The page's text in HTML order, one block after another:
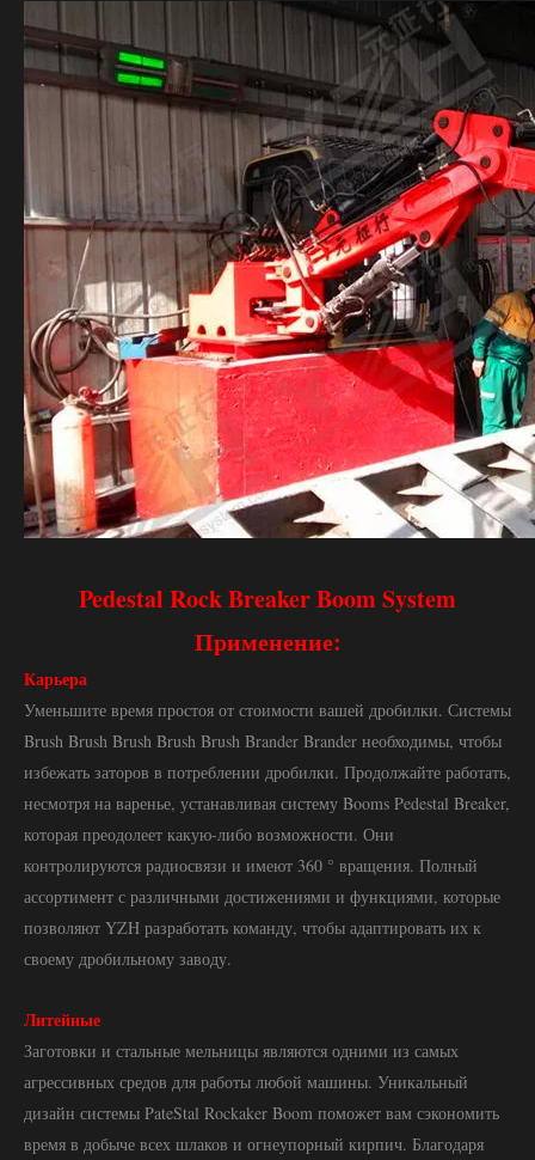
Pedestal Rock Breaker Boom System
Применение:
Карьера
Уменьшите время простоя от стоимости вашей дробилки. Системы
Brush Brush Brush Brush Brush Brander Brander необходимы, чтобы
избежать заторов в потреблении дробилки. Продолжайте работать,
несмотря на варенье, устанавливая систему Booms Pedestal Breaker,
которая преодолеет какую-либо возможности. Они
контролируются радиосвязи и имеют 360 ° вращения. Полный
ассортимент с различными достижениями и функциями, которые
позволяют YZH разработать команду, чтобы адаптировать их к
своему дробильному заводу.
Литейные
Заготовки и стальные мельницы являются одними из самых
агрессивных средов для работы любой машины. Уникальный
дизайн системы PateStal Rockaker Boom поможет вам сэкономить
время в добыче всех шлаков и огнеупорный кирпич. Благодаря